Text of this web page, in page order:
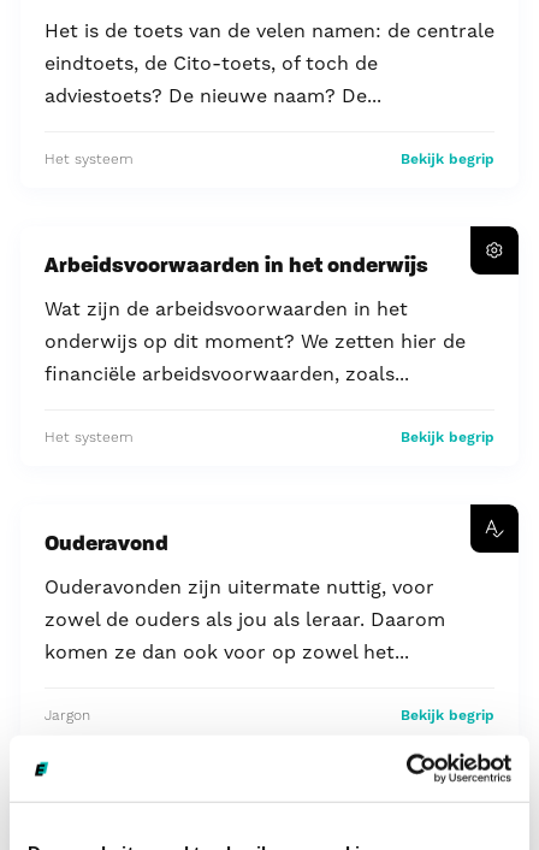
Het is de toets van de velen namen: de centrale
eindtoets, de Cito-toets, of toch de
adviestoets? De nieuwe naam? De...
Het systeem Bekijk begrip
Arbeidsvoorwaarden in het onderwijs
Wat zijn de arbeidsvoorwaarden in het
onderwijs op dit moment? We zetten hier de
financiële arbeidsvoorwaarden, zoals...
Het systeem Bekijk begrip
Ouderavond
Ouderavonden zijn uitermate nuttig, voor
zowel de ouders als jou als leraar. Daarom
komen ze dan ook voor op zowel het...
Jargon Bekijk begrip